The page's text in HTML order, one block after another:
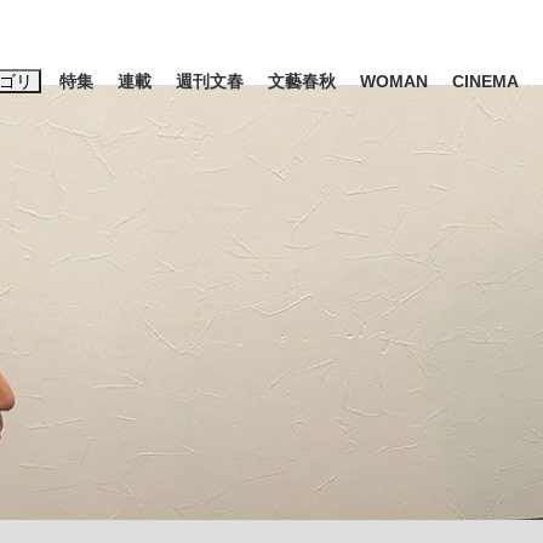
リ
エンタメ ビジネス
明かした日本代表監督に... 「最悪の空気のまま解散
特集
観る将棋、
連載 週刊文春 文藝春秋 WOMAN CINEMA
ワードタグ一覧
輝 #後藤真希 #森岡毅 #城彰二
#内田有紀